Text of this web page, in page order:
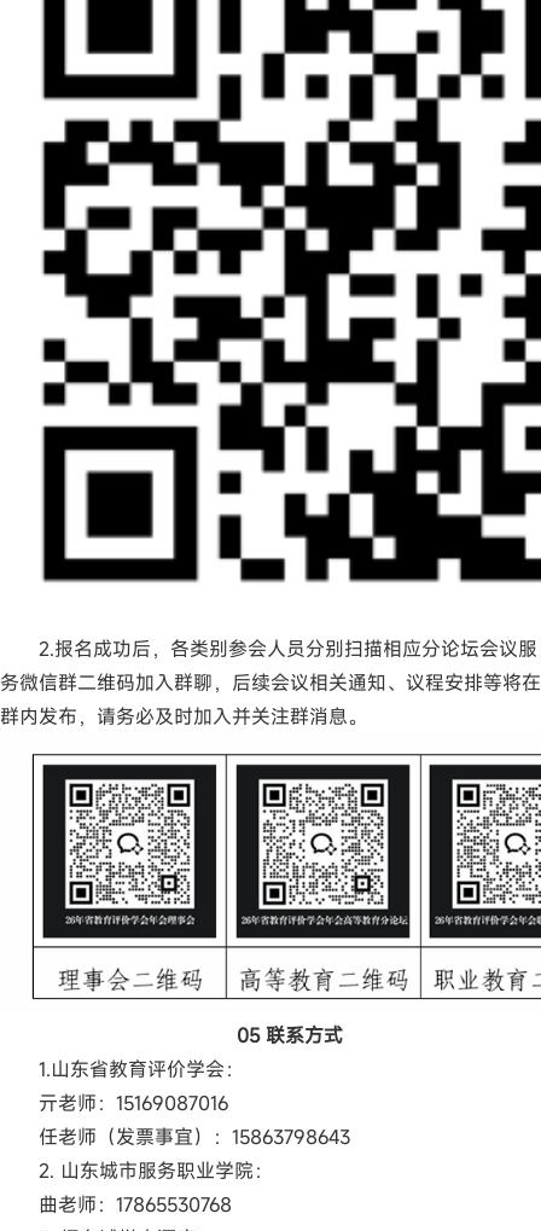
2.报名成功后，各类别参会人员分别扫描相应分论坛会议服
务微信群二维码加入群聊，后续会议相关通知、议程安排等将在
群内发布，请务必及时加入并关注群消息。
05 联系方式
1.山东省教育评价学会：
亓老师：15169087016
任老师（发票事宜）：15863798643
2. 山东城市服务职业学院：
曲老师：17865530768